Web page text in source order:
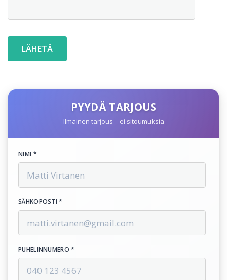
PYYDÄ TARJOUS
Ilmainen tarjous – ei sitoumuksia
NIMI *
SÄHKÖPOSTI *
PUHELINNUMERO *